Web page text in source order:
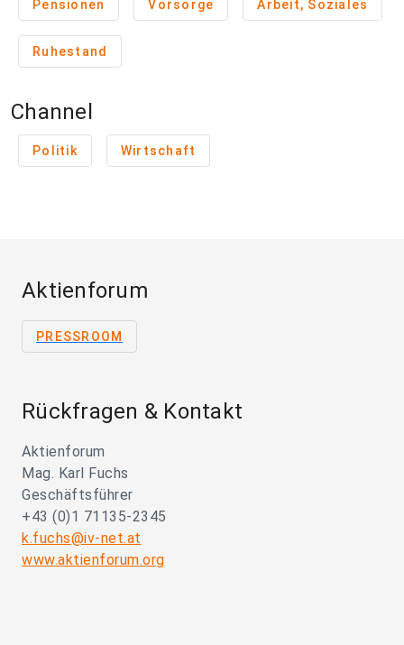
Pensionen Vorsorge Arbeit, Soziales
Ruhestand
Channel
Politik Wirtschaft
Aktienforum
PRESSROOM
Rückfragen & Kontakt
Aktienforum
Mag. Karl Fuchs
Geschäftsführer
+43 (0)1 71135-2345
k.fuchs@iv-net.at
www.aktienforum.org